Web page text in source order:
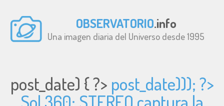
OBSERVATORIO.info
Una imagen diaria del Universo desde 1995
post_date) { ?> post_date))); ?>
Sol 360: STEREO captura la